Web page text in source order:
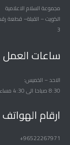
مجموعة السلام الاعلامية
3
ساعات العمل
الاحد – الخميس
8:30 صباحا الى 4:30 مساءا
ارقام الهواتف
96522267971+